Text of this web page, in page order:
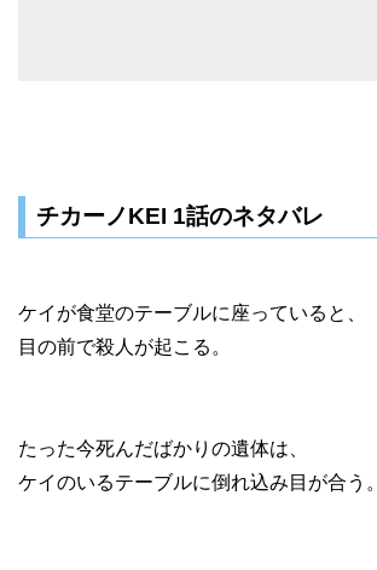
チカーノKEI 1話のネタバレ
ケイが食堂のテーブルに座っていると、
目の前で殺人が起こる。
たった今死んだばかりの遺体は、
ケイのいるテーブルに倒れ込み目が合う。